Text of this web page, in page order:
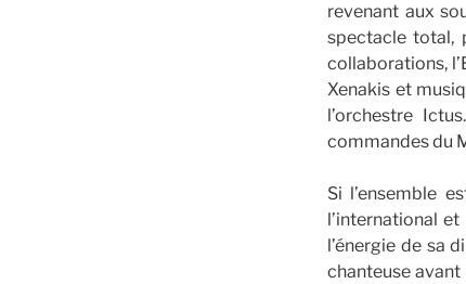
revenant aux
spectacle total,
collaborations,
Xenakis et
l’orchestre
commandes du
Si l’ensemble
l’international
l’énergie de sa
chanteuse